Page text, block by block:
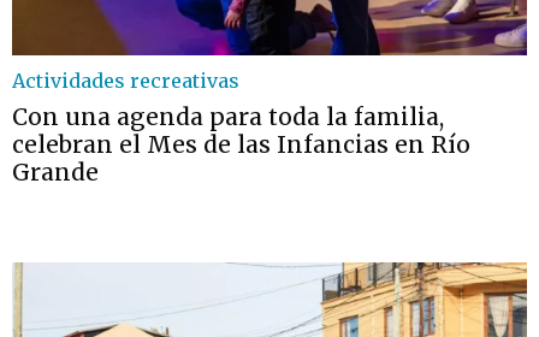
Actividades recreativas
Con una agenda para toda la familia,
celebran el Mes de las Infancias en Río
Grande